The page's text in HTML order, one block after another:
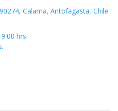
Calama, Antofagasta, Chile
hrs.